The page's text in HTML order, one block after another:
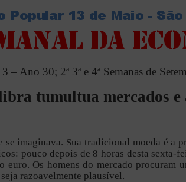
Ano 30; 2ª 3ª e 4ª Semanas de
tumultua mercados
imaginava. Sua tradicional moeda é a
pouco depois de 8 horas desta
Os homens do mercado procuram
razoavelmente plausível.